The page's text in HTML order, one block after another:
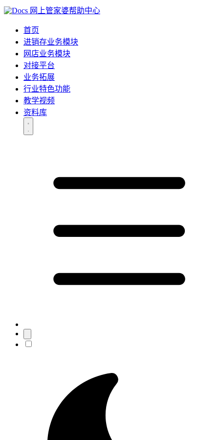
网上管家婆帮助中心
首页
进销存业务模块
网店业务模块
对接平台
业务拓展
行业特色功能
教学视频
资料库